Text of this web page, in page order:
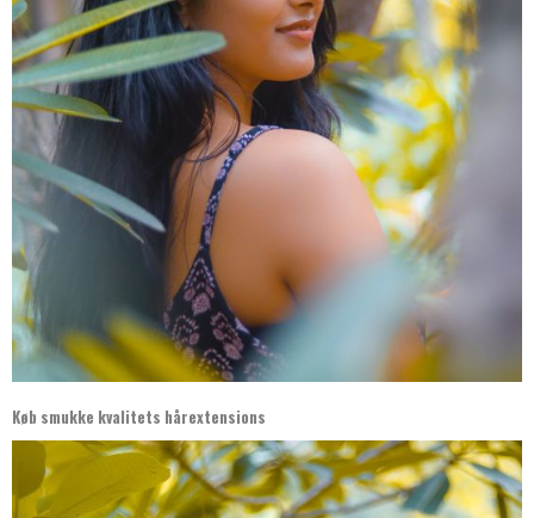
Køb smukke kvalitets hårextensions